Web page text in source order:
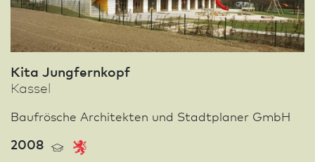
Kita Jungfernkopf
Kassel
Baufrösche Architekten und Stadt­planer GmbH
2008